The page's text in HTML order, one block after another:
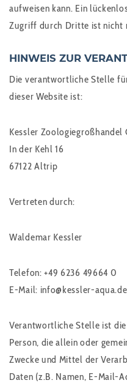
aufweisen kann. Ein
Zugriff durch Dritte ist nicht
HINWEIS ZUR
Die verantwortliche Stelle
dieser Website ist:
Kessler Zoologiegroßhandel
In der Kehl 16
67122 Altrip
Vertreten durch:
Waldemar Kessler
Telefon: +49 6236 49664 0
E-Mail: info@kessler-aqua.de
Verantwortliche Stelle ist
Person, die allein oder
Zwecke und Mittel der
Daten (z.B. Namen, E-Mail-